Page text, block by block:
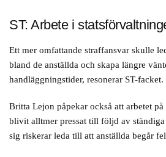
upphandlingar.
Lagstiftningen tillämpas ofta inte,
uppmärksammats ifråga om LSS,
till vissa funktionshindrade, som
assistenter.
fällande domar.
– Att inte fatta beslut inom skälig tid
men man tillämpar inte reglerna, och
ST: Arbete i
Ett mer omfattande straffansvar skulle
bland de anställda och skapa längre
handläggningstider, resonerar ST-facket.
Britta Lejon påpekar också att arbetet
blivit alltmer pressat till följd av ständiga
sig riskerar leda till att anställda begår